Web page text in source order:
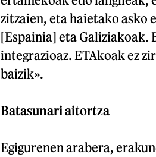
zitzaien, eta haietako
[Espainia] eta Galiziakoak.
integrazioaz. ETAkoak ez
baizik».
Batasunari aitortza
Egigurenen arabera,